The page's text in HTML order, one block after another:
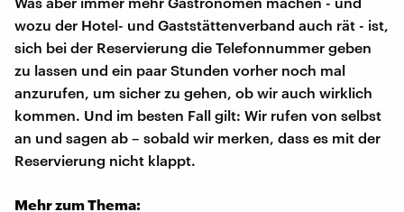
wozu der Hotel- und Gaststättenverband auch rät - ist,
sich bei der Reservierung die Telefonnummer geben
zu lassen und ein paar Stunden vorher noch mal
anzurufen, um sicher zu gehen, ob wir auch wirklich
kommen. Und im besten Fall gilt: Wir rufen von selbst
an und sagen ab – sobald wir merken, dass es mit der
Reservierung nicht klappt.
Mehr zum Thema: